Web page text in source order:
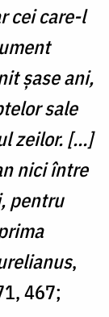
cei care-l
șase ani,
sale
zeilor. […]
nici între
pentru
,
467;